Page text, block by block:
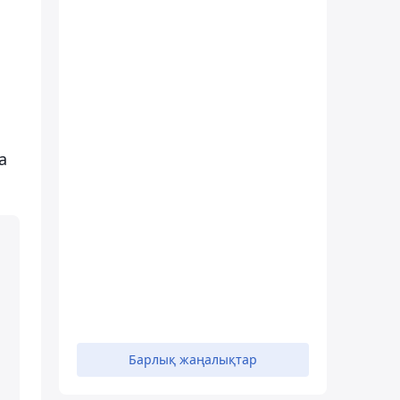
Барлық жаңалықтар